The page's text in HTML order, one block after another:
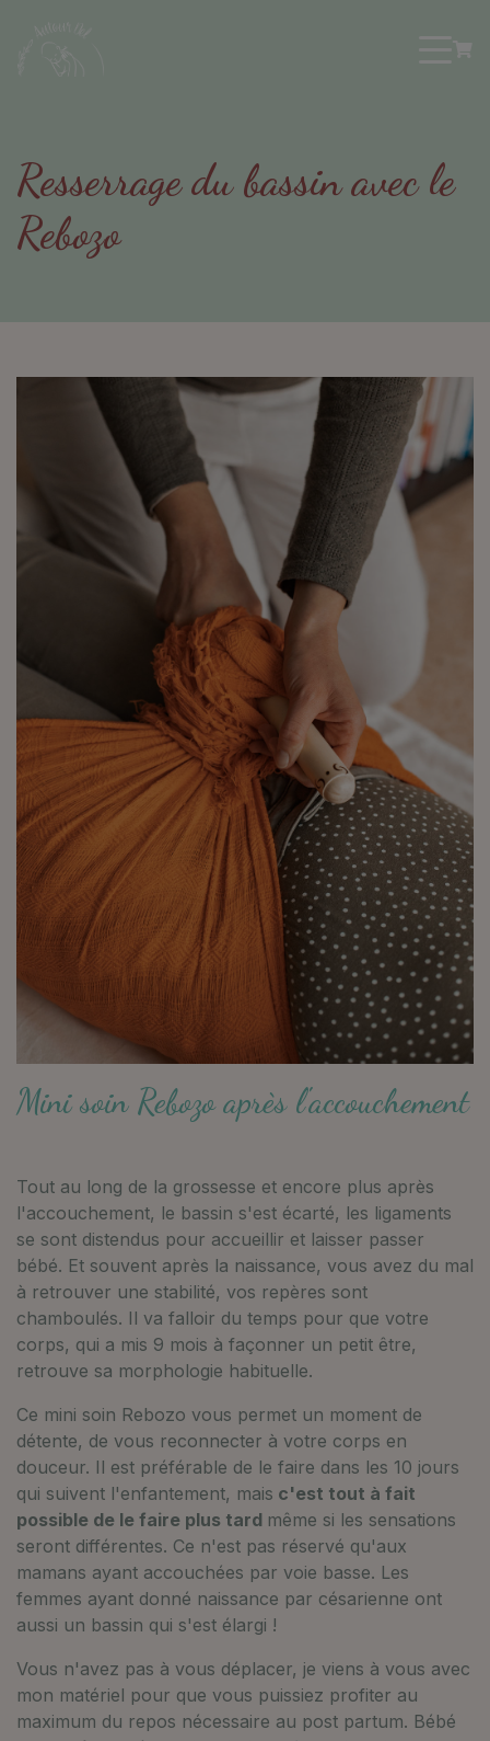
Resserrage du bassin avec le
Rebozo
Mini soin Rebozo après l'accouchement
Tout au long de la grossesse et encore plus après
l'accouchement, le bassin s'est écarté, les ligaments
se sont distendus pour accueillir et laisser passer
bébé. Et souvent après la naissance, vous avez du mal
à retrouver une stabilité, vos repères sont
chamboulés. Il va falloir du temps pour que votre
corps, qui a mis 9 mois à façonner un petit être,
retrouve sa morphologie habituelle.
Ce mini soin Rebozo vous permet un moment de
détente, de vous reconnecter à votre corps en
douceur. Il est préférable de le faire dans les 10 jours
qui suivent l'enfantement, mais c'est tout à fait
possible de le faire plus tard même si les sensations
seront différentes. Ce n'est pas réservé qu'aux
mamans ayant accouchées par voie basse. Les
femmes ayant donné naissance par césarienne ont
aussi un bassin qui s'est élargi !
Vous n'avez pas à vous déplacer, je viens à vous avec
mon matériel pour que vous puissiez profiter au
maximum du repos nécessaire au post partum. Bébé